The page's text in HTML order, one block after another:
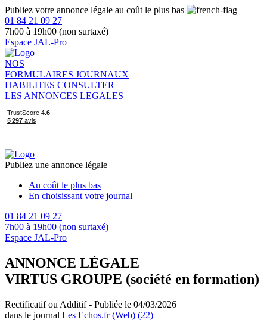
Publiez votre annonce légale au coût le plus bas
01 84 21 09 27
7h00 à 19h00 (non surtaxé)
Espace JAL-Pro
NOS
FORMULAIRES JOURNAUX
HABILITES CONSULTER
LES ANNONCES LEGALES
Publiez une annonce légale
Au coût le plus bas
En choisissant votre journal
01 84 21 09 27
7h00 à 19h00 (non surtaxé)
Espace JAL-Pro
ANNONCE LÉGALE
VIRTUS GROUPE (société en formation)
Rectificatif ou Additif - Publiée le 04/03/2026
dans le journal Les Echos.fr (Web) (22)